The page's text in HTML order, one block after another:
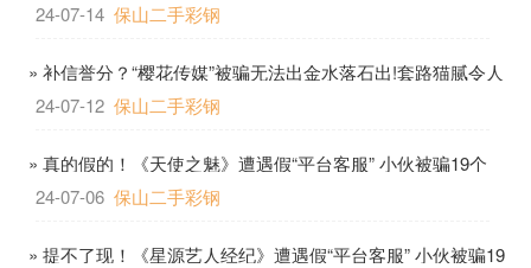
24-07-14 保山二手彩钢
» 补信誉分？“樱花传媒”被骗无法出金水落石出!套路猫腻令人
24-07-12 保山二手彩钢
» 真的假的！《天使之魅》遭遇假“平台客服” 小伙被骗19个
24-07-06 保山二手彩钢
» 提不了现！《星源艺人经纪》遭遇假“平台客服” 小伙被骗19